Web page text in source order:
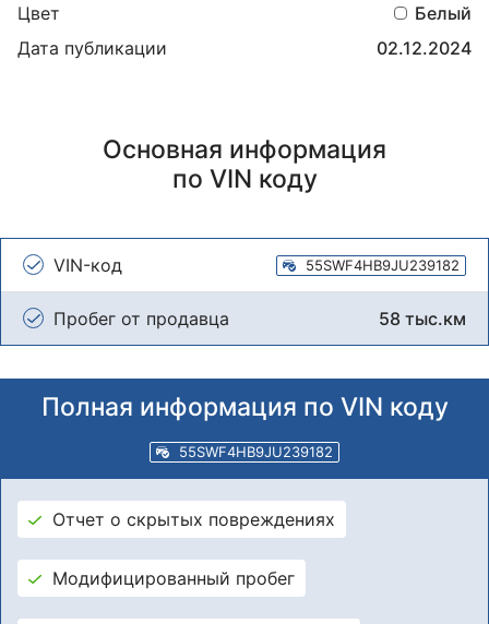
Цвет
Белый
Дата публикации
02.12.2024
Основная информация
по VIN коду
VIN-код 55SWF4HB9JU239182
Пробег от продавца 58 тыс.км
Полная информация по VIN коду
55SWF4HB9JU239182
Отчет о скрытых повреждениях
Модифицированный пробег